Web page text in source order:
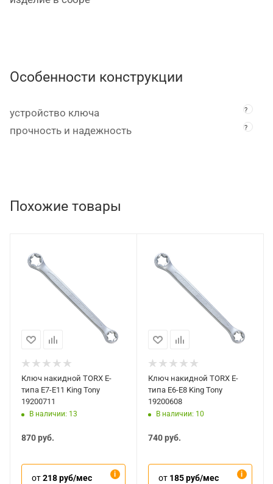
Особенности конструкции
устройство ключа ?
прочность и надежность ?
Похожие товары
Ключ накидной TORX E-
типа E7-E11 King Tony
19200711
В наличии: 13
870руб.
от218 руб/мес
Ключ накидной TORX E-
типа E6-E8 King Tony
19200608
В наличии: 10
740руб.
от 185 руб/мес